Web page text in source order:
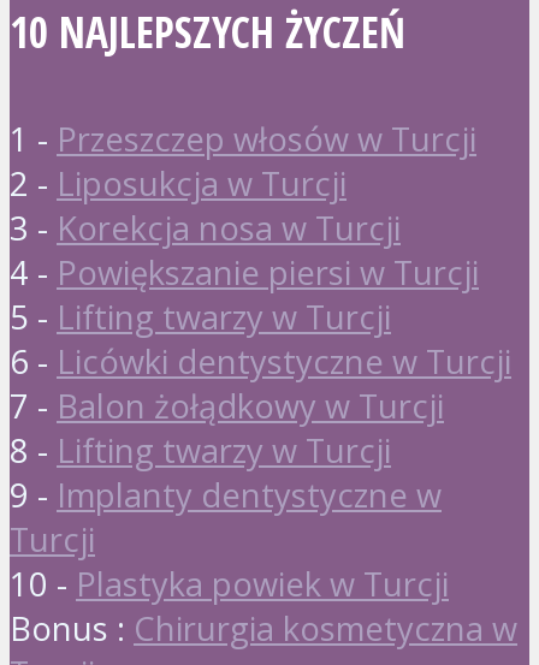
10 NAJLEPSZYCH ŻYCZEŃ
1 - Przeszczep włosów w Turcji
2 - Liposukcja w Turcji
3 - Korekcja nosa w Turcji
4 - Powiększanie piersi w Turcji
5 - Lifting twarzy w Turcji
6 - Licówki dentystyczne w Turcji
7 - Balon żołądkowy w Turcji
8 - Lifting twarzy w Turcji
9 - Implanty dentystyczne w
Turcji
10 - Plastyka powiek w Turcji
Bonus : Chirurgia kosmetyczna w